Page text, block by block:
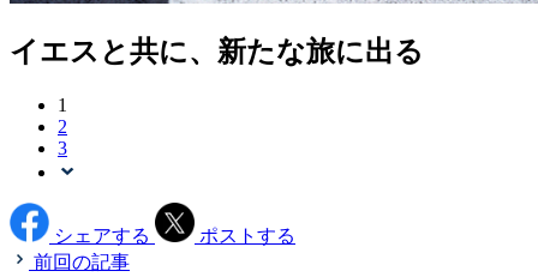
イエスと共に、新たな旅に出る
1
2
3
シェアする
ポストする
前回の記事